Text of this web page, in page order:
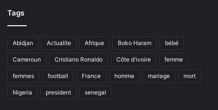
Tags
Abidjan Actualite Afrique Boko Haram bébé
Cameroun Cristiano Ronaldo Côte d'ivoire femme
femmes football France homme mariage mort
Nigeria president senegal